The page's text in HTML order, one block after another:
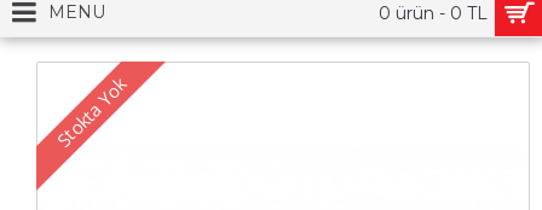
0 ürün - 0 TL
MENU
Stokta Yok